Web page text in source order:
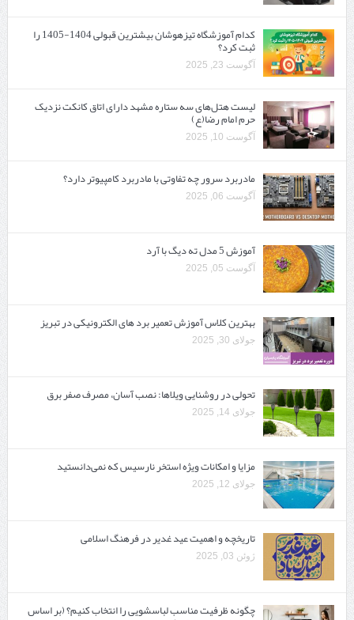
کدام آموزشگاه تیزهوشان بیشترین قبولی 1404-1405 را
ثبت کرد؟
آگوست 23, 2025
لیست هتل‌های سه ستاره مشهد دارای اتاق کانکت نزدیک
حرم امام رضا(ع)
آگوست 10, 2025
مادربرد سرور چه تفاوتی با مادربرد کامپیوتر دارد؟
آگوست 06, 2025
آموزش 5 مدل ته دیگ با آرد
آگوست 05, 2025
بهترین کلاس آموزش تعمیر برد های الکترونیکی در تبریز
جولای 30, 2025
تحولی در روشنایی ویلاها: نصب آسان، مصرف صفر برق
جولای 14, 2025
مزایا و امکانات ویژه استخر نارسیس که نمی‌دانستید
جولای 12, 2025
تاریخچه و اهمیت عید غدیر در فرهنگ اسلامی
ژوئن 03, 2025
چگونه ظرفیت مناسب لباسشویی را انتخاب کنیم؟ (بر اساس